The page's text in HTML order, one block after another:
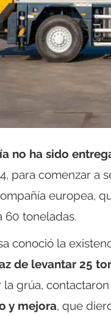
no ha sido
para comenzar a
europea,
60 toneladas.
conoció la
de levantar 25
grúa,
y mejora, que